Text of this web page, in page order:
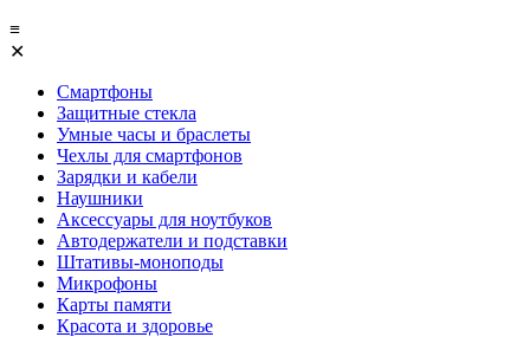
≡
✕
Смартфоны
Защитные стекла
Умные часы и браслеты
Чехлы для смартфонов
Зарядки и кабели
Наушники
Аксессуары для ноутбуков
Автодержатели и подставки
Штативы-моноподы
Микрофоны
Карты памяти
Красота и здоровье